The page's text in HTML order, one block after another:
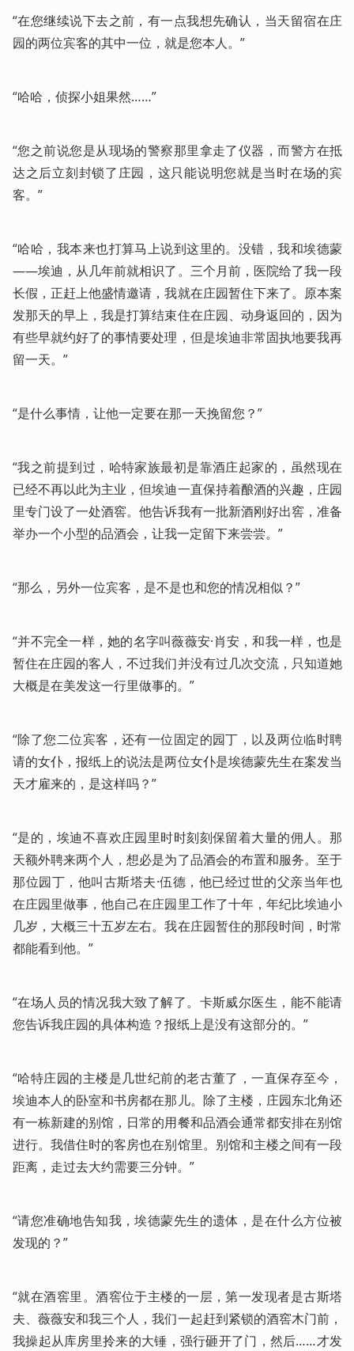
“在您继续说下去之前，有一点我想先确认，当天留宿在庄
园的两位宾客的其中一位，就是您本人。”
“哈哈，侦探小姐果然……”
“您之前说您是从现场的警察那里拿走了仪器，而警方在抵
达之后立刻封锁了庄园，这只能说明您就是当时在场的宾
客。”
“哈哈，我本来也打算马上说到这里的。没错，我和埃德蒙
——埃迪，从几年前就相识了。三个月前，医院给了我一段
长假，正赶上他盛情邀请，我就在庄园暂住下来了。原本案
发那天的早上，我是打算结束住在庄园、动身返回的，因为
有些早就约好了的事情要处理，但是埃迪非常固执地要我再
留一天。”
“是什么事情，让他一定要在那一天挽留您？”
“我之前提到过，哈特家族最初是靠酒庄起家的，虽然现在
已经不再以此为主业，但埃迪一直保持着酿酒的兴趣，庄园
里专门设了一处酒窖。他告诉我有一批新酒刚好出窖，准备
举办一个小型的品酒会，让我一定留下来尝尝。”
“那么，另外一位宾客，是不是也和您的情况相似？”
“并不完全一样，她的名字叫薇薇安·肖安，和我一样，也是
暂住在庄园的客人，不过我们并没有过几次交流，只知道她
大概是在美发这一行里做事的。”
“除了您二位宾客，还有一位固定的园丁，以及两位临时聘
请的女仆，报纸上的说法是两位女仆是埃德蒙先生在案发当
天才雇来的，是这样吗？”
“是的，埃迪不喜欢庄园里时时刻刻保留着大量的佣人。那
天额外聘来两个人，想必是为了品酒会的布置和服务。至于
那位园丁，他叫古斯塔夫·伍德，他已经过世的父亲当年也
在庄园里做事，他自己在庄园里工作了十年，年纪比埃迪小
几岁，大概三十五岁左右。我在庄园暂住的那段时间，时常
都能看到他。”
“在场人员的情况我大致了解了。卡斯威尔医生，能不能请
您告诉我庄园的具体构造？报纸上是没有这部分的。”
“哈特庄园的主楼是几世纪前的老古董了，一直保存至今，
埃迪本人的卧室和书房都在那儿。除了主楼，庄园东北角还
有一栋新建的别馆，日常的用餐和品酒会通常都安排在别馆
进行。我借住时的客房也在别馆里。别馆和主楼之间有一段
距离，走过去大约需要三分钟。”
“请您准确地告知我，埃德蒙先生的遗体，是在什么方位被
发现的？”
“就在酒窖里。酒窖位于主楼的一层，第一发现者是古斯塔
夫、薇薇安和我三个人，我们一起赶到紧锁的酒窖木门前，
我操起从库房里拎来的大锤，强行砸开了门，然后……才发